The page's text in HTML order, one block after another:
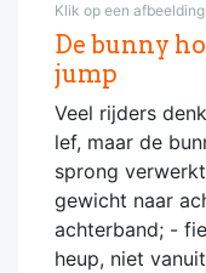
Klik op een
De bunny
jump
Veel rijders
lef, maar de
sprong
gewicht naar
achterband; -
heup, niet